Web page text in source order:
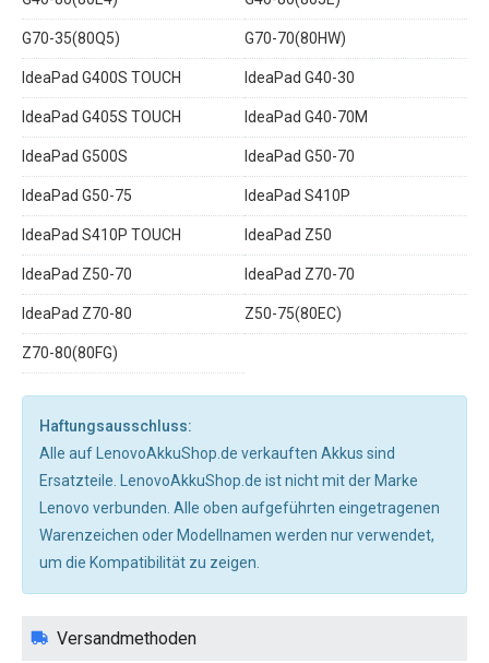
G70-35(80Q5) G70-70(80HW)
IdeaPad G400S TOUCH IdeaPad G40-30
IdeaPad G405S TOUCH IdeaPad G40-70M
IdeaPad G500S IdeaPad G50-70
IdeaPad G50-75 IdeaPad S410P
IdeaPad S410P TOUCH IdeaPad Z50
IdeaPad Z50-70 IdeaPad Z70-70
IdeaPad Z70-80 Z50-75(80EC)
Z70-80(80FG)
Haftungsausschluss:
Alle auf LenovoAkkuShop.de verkauften Akkus sind
Ersatzteile. LenovoAkkuShop.de ist nicht mit der Marke
Lenovo verbunden. Alle oben aufgeführten eingetragenen
Warenzeichen oder Modellnamen werden nur verwendet,
um die Kompatibilität zu zeigen.
Versandmethoden